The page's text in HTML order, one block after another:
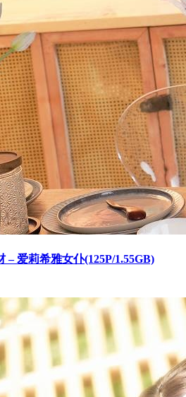
– 爱莉希雅女仆(125P/1.55GB)